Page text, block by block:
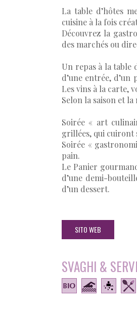
La table d’hôtes
cuisine à la fois
Découvrez la
des marchés ou
Un repas à la table
d’une entrée, d’un
Les vins à la carte,
Selon la saison et
Soirée « art
grillées, qui cuiront
Soirée «
pain.
Le Panier
d’une demi-
d’un dessert.
SITO WEB
SVAGHI &